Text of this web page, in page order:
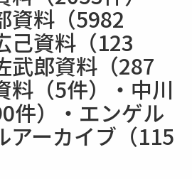
資料（5982
己資料（123
武郎資料（287
料（5件）・中川
件）・エンゲル
アーカイブ（115